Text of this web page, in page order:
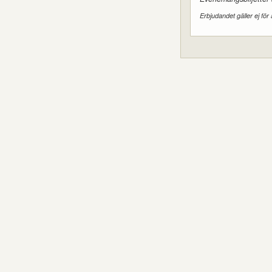
Erbjudandet gäller ej för